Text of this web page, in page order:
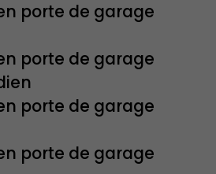
porte de garage
porte de garage
porte de garage
porte de garage